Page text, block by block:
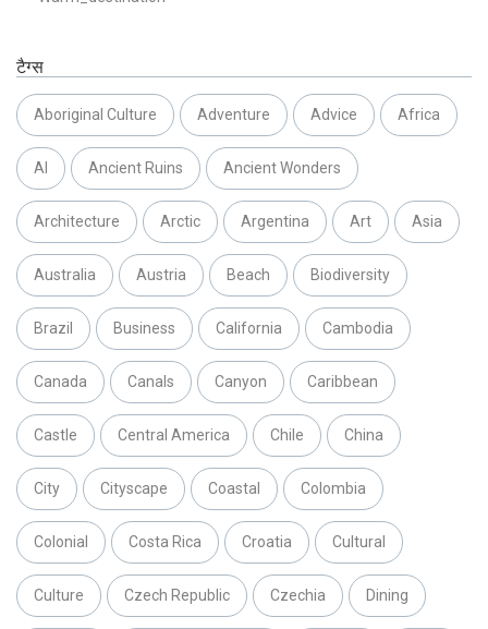
टैग्स
Aboriginal Culture Adventure Advice Africa
AI Ancient Ruins Ancient Wonders
Architecture Arctic Argentina Art Asia
Australia Austria Beach Biodiversity
Brazil Business California Cambodia
Canada Canals Canyon Caribbean
Castle Central America Chile China
City Cityscape Coastal Colombia
Colonial Costa Rica Croatia Cultural
Culture Czech Republic Czechia Dining